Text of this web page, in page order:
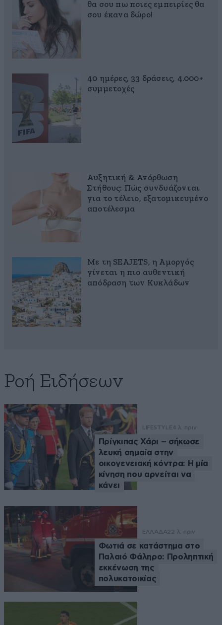
θα σου πω ποιες εμπειρίες θα
σου έκανα δώρο!
40 ημέρες, 33 δράσεις, 4.000+
συμμετοχές
Αυξητική & Ανόρθωση
Στήθους: Πώς συνδυάζονται
για το τέλειο, εξατομικευμένο
αποτέλεσμα
Με τη SEAJETS, η Αμοργός
γίνεται η πιο αυθεντική
απόδραση των Κυκλάδων
Ροή Ειδήσεων
LIFESTYLE4 λ. πριν
Πρίγκιπας Χάρι – σήκωσε
λευκή σημαία στην
οικογενειακή κόντρα: Η μία
κίνηση που αρνείται να
κάνει
ΕΛΛΑΔΑ22 λ. πριν
Φωτιά σε κατάστημα στο
Παλαιό Φάληρο: Προληπτική
εκκένωση της
πολυκατοικίας